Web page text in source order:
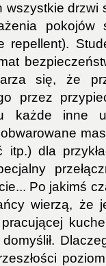
drzwi
pokojów
repellent).
się, że
przez
każde inne
dla
Po jakimś
wierzą, że